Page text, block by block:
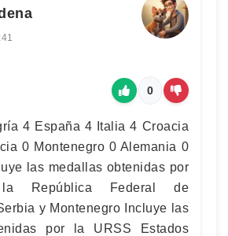
0
4 España 4 Italia 4 Croacia
0 Montenegro 0 Alemania 0
las medallas obtenidas por
la República Federal de
y Montenegro Incluye las
por la URSS Estados